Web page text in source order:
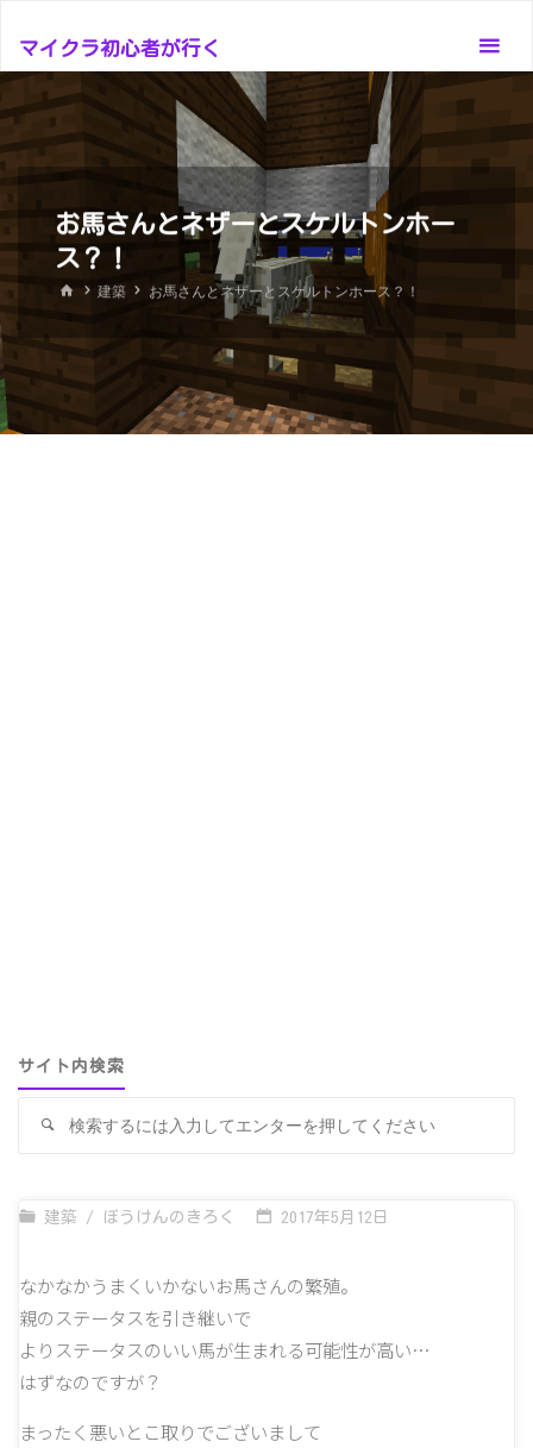
テ
ン
ツ
へ
ス
キ
マイクラ初心者が行く
お馬さんとネザーとスケルトンホー
ス？！
ホ 建築 お馬さんとネザーとスケルトンホース？！
サイト内検索
検
建築 / ぼうけんのきろく 2017年5月12日
なかなかうまくいかないお馬さんの繁殖。
親のステータスを引き継いで
よりステータスのいい馬が生まれる可能性が高い…
はずなのですが？
まったく悪いとこ取りでございまして